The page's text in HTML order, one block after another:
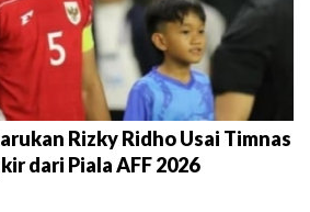
Rizky Ridho Usai Timnas
dari Piala AFF 2026